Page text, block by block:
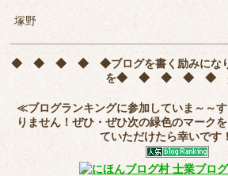
塚野
◆ ◆ ◆ ◆ ◆ブログを書く励みにな
を◆ ◆ ◆ ◆
≪ブログランキングに参加していま～～
りません！ぜひ・ぜひ次の緑色のマークを
ていただけたら幸いで